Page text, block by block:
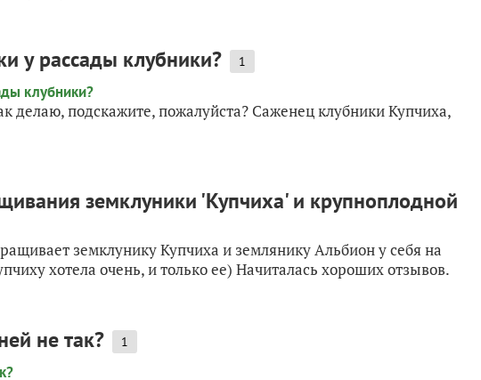
у рассады клубники? 1
делаю, подскажите, пожалуйста? Саженец клубники Купчиха,
земклуники 'Купчиха' и крупноплодной
земклунику Купчиха и землянику Альбион у себя на
хотела очень, и только ее) Начиталась хороших отзывов.
не так? 1